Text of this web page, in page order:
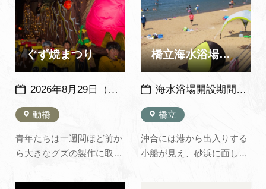
また、海水浴と言えば砂浜
と思っているあなたは行っ
てみてビックリするかも知
れません。 砂浜の横には広
い…
デン、お楽しみ抽選会、手
持ち花火特設会場など、夏
の夜を満喫できる催しをご
用意しております。浴衣で
そ…
ぐず焼まつり
動橋
2026年8月29日（土）・30日（日） 例年：８月下旬の土日２日間開催
青年たちは一週間ほど前か
ら大きなグズの製作に取り
は大きなドンコ（ハゼの一
追加
橋立海水浴場（橋立マリンビーチ）
橋立
海水浴場開設期間（海の家営業期間）：例年 7月中旬～8月中旬（天候などにより変更あり）※2026年度は7月18日（土）～8月23日（日）
沖合には港から出入りする
小船が見え、砂浜に面した
追加